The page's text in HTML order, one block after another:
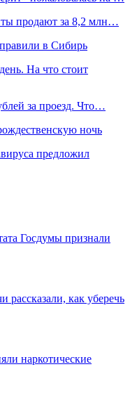
продают за 8,2 млн…
в Сибирь
На что стоит
за проезд. Что…
ночь
предложил
Госдумы признали
рассказали, как уберечь
наркотические